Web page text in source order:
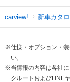
carview! 新車カタ
※仕様・オプション・装
い。
※当情報の内容は各社に
クルートおよびLINE